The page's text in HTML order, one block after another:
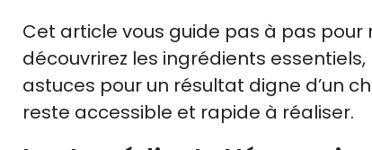
Cet article vous guide pas à pas pour
découvrirez les ingrédients
astuces pour un résultat digne d’un
reste accessible et rapide à réaliser.